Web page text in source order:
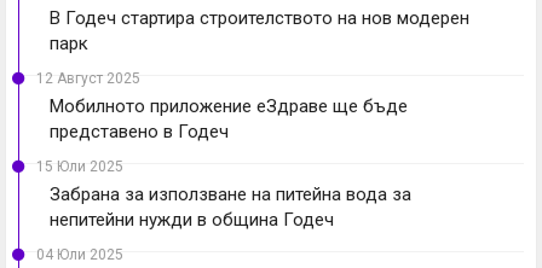
В Годеч стартира строителството на нов модерен
парк
12 Август 2025
Мобилното приложение еЗдраве ще бъде
представено в Годеч
15 Юли 2025
Забрана за използване на питейна вода за
непитейни нужди в община Годеч
04 Юли 2025